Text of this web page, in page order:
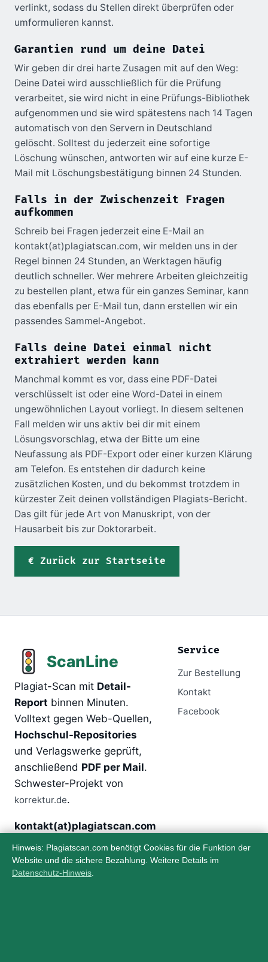
verlinkt, sodass du Stellen direkt überprüfen oder
umformulieren kannst.
Garantien rund um deine Datei
Wir geben dir drei harte Zusagen mit auf den Weg:
Deine Datei wird ausschließlich für die Prüfung
verarbeitet, sie wird nicht in eine Prüfungs-Bibliothek
aufgenommen und sie wird spätestens nach 14 Tagen
automatisch von den Servern in Deutschland
gelöscht. Solltest du jederzeit eine sofortige
Löschung wünschen, antworten wir auf eine kurze E-
Mail mit Löschungsbestätigung binnen 24 Stunden.
Falls in der Zwischenzeit Fragen
aufkommen
Schreib bei Fragen jederzeit eine E-Mail an
kontakt(at)plagiatscan.com, wir melden uns in der
Regel binnen 24 Stunden, an Werktagen häufig
deutlich schneller. Wer mehrere Arbeiten gleichzeitig
zu bestellen plant, etwa für ein ganzes Seminar, kann
das ebenfalls per E-Mail tun, dann erstellen wir ein
passendes Sammel-Angebot.
Falls deine Datei einmal nicht
extrahiert werden kann
Manchmal kommt es vor, dass eine PDF-Datei
verschlüsselt ist oder eine Word-Datei in einem
ungewöhnlichen Layout vorliegt. In diesem seltenen
Fall melden wir uns aktiv bei dir mit einem
Lösungsvorschlag, etwa der Bitte um eine
Neufassung als PDF-Export oder einer kurzen Klärung
am Telefon. Es entstehen dir dadurch keine
zusätzlichen Kosten, und du bekommst trotzdem in
kürzester Zeit deinen vollständigen Plagiats-Bericht.
Das gilt für jede Art von Manuskript, von der
Hausarbeit bis zur Doktorarbeit.
Zurück zur Startseite
Plagiat-Scan mit Detail-
Report binnen Minuten.
Volltext gegen Web-Quellen,
Hochschul-Repositories
und Verlagswerke geprüft,
anschließend PDF per Mail.
Schwester-Projekt von
korrektur.de.
kontakt(at)plagiatscan.com
Service
Zur Bestellung
Kontakt
Facebook
Über
Hinweis: Plagiatscan.com benötigt Cookies für die Funktion der
Website und die sichere Bezahlung. Weitere Details im
Datenschutz-Hinweis